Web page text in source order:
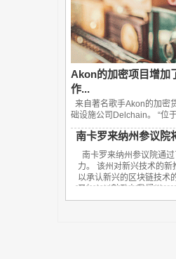
Akon的加密项目增加
作...
来自著名歌手Akon的加密
础设施公司Delchain。 “位
南卡罗来纳州参议院
南卡罗来纳州参议院通
力。 该州对新兴技术的新
以承认新兴的区块链技术
民加入以鼓励在我们州...